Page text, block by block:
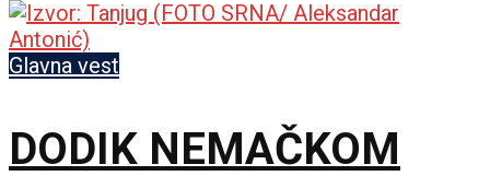
Glavna vest
DODIK NEMAČKOM